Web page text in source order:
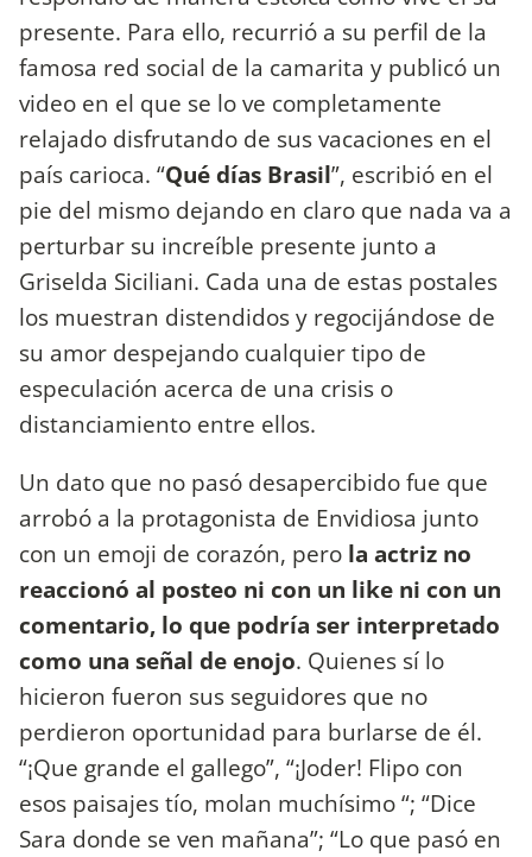
presente. Para ello, recurrió a su perfil de la
famosa red social de la camarita y publicó un
video en el que se lo ve completamente
relajado disfrutando de sus vacaciones en el
país carioca. “Qué días Brasil”, escribió en el
pie del mismo dejando en claro que nada va a
perturbar su increíble presente junto a
Griselda Siciliani. Cada una de estas postales
los muestran distendidos y regocijándose de
su amor despejando cualquier tipo de
especulación acerca de una crisis o
distanciamiento entre ellos.
Un dato que no pasó desapercibido fue que
arrobó a la protagonista de Envidiosa junto
con un emoji de corazón, pero la actriz no
reaccionó al posteo ni con un like ni con un
comentario, lo que podría ser interpretado
como una señal de enojo. Quienes sí lo
hicieron fueron sus seguidores que no
perdieron oportunidad para burlarse de él.
“¡Que grande el gallego”, “¡Joder! Flipo con
esos paisajes tío, molan muchísimo “; “Dice
Sara donde se ven mañana”; “Lo que pasó en